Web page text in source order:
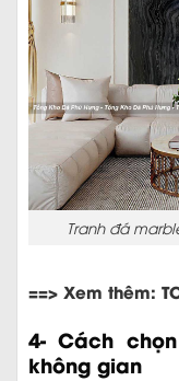
Tranh đá
==> Xem thêm:
4- Cách
không gian